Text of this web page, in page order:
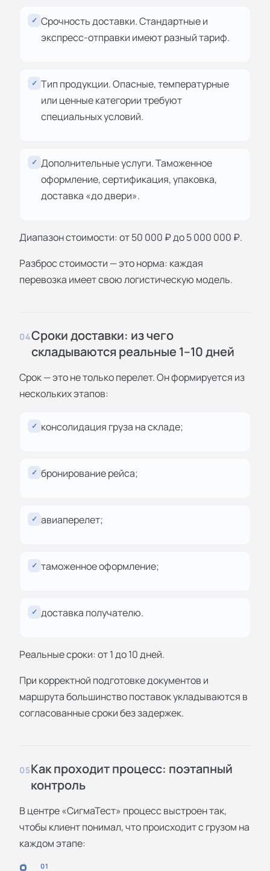
✓ Срочность доставки. Стандартные и
экспресс-отправки имеют разный тариф.
✓ Тип продукции. Опасные, температурные
или ценные категории требуют
специальных условий.
✓ Дополнительные услуги. Таможенное
оформление, сертификация, упаковка,
доставка «до двери».
Диапазон стоимости: от 50 000 ₽ до 5 000 000 ₽.
Разброс стоимости — это норма: каждая
перевозка имеет свою логистическую модель.
04Сроки доставки: из чего
складываются реальные 1–10 дней
Срок — это не только перелет. Он формируется из
нескольких этапов:
✓ консолидация груза на складе;
✓ бронирование рейса;
✓ авиаперелет;
✓ таможенное оформление;
✓ доставка получателю.
Реальные сроки: от 1 до 10 дней.
При корректной подготовке документов и
маршрута большинство поставок укладываются в
согласованные сроки без задержек.
05Как проходит процесс: поэтапный
контроль
В центре «СигмаТест» процесс выстроен так,
чтобы клиент понимал, что происходит с грузом на
каждом этапе:
01